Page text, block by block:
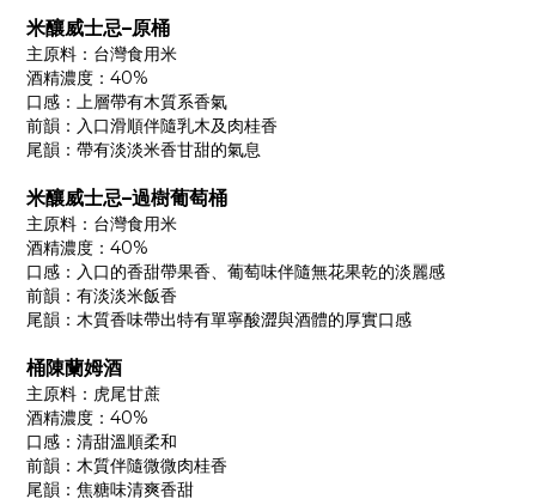
米釀威士忌–原桶
主原料：台灣食用米
酒精濃度：40%
口感：上層帶有木質系香氣
前韻：入口滑順伴隨乳木及肉桂香
尾韻：帶有淡淡米香甘甜的氣息
米釀威士忌–過樹葡萄桶
主原料：台灣食用米
酒精濃度：40%
口感：入口的香甜帶果香、葡萄味伴隨無花果乾的淡麗感
前韻：有淡淡米飯香
尾韻：木質香味帶出特有單寧酸澀與酒體的厚實口感
桶陳蘭姆酒
主原料：虎尾甘蔗
酒精濃度：40%
口感：清甜溫順柔和
前韻：木質伴隨微微肉桂香
尾韻：焦糖味清爽香甜